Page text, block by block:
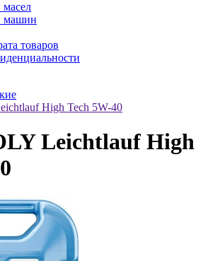
масел
машин
товаров
High Tech 5W-40
Leichtlauf High